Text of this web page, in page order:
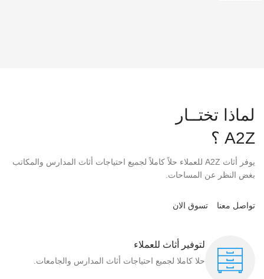
لماذا تختــار
A2Z ؟
يوفر أثاث A2Z للعملاء حلاً كاملاً لجميع احتياجات أثاث المدارس والمكاتب
بغض النظر عن المساحات.
تواصل معنا تسوق الان
لتوفير أثاث للعملاء
حلا كاملا لجميع احتياجات أثاث المدارس والجامعات.